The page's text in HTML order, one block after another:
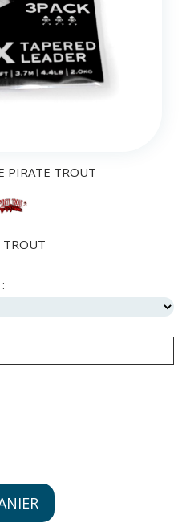
PIRATE TROUT
TROUT